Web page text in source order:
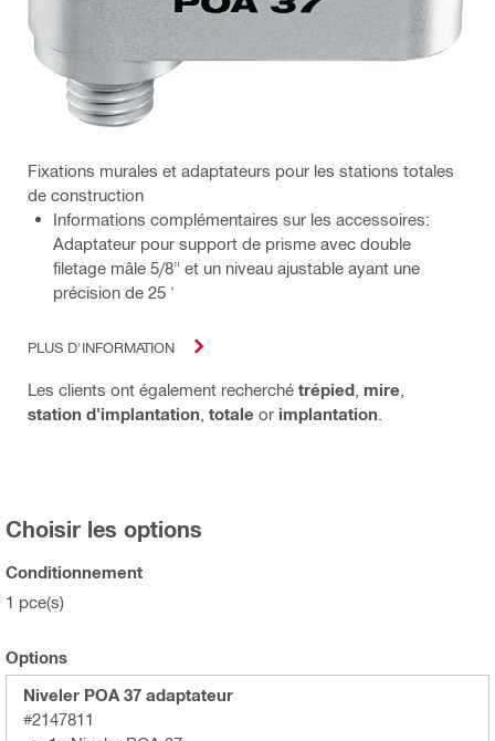
Fixations murales et adaptateurs pour les stations totales
de construction
Informations complémentaires sur les accessoires:
Adaptateur pour support de prisme avec double
filetage mâle 5/8" et un niveau ajustable ayant une
précision de 25 '
PLUS D'INFORMATION
Les clients ont également recherché trépied mire
station d'implantation totale or implantation
Choisir les options
Conditionnement
1 pce(s)
Options
Niveler POA 37 adaptateur
#2147811